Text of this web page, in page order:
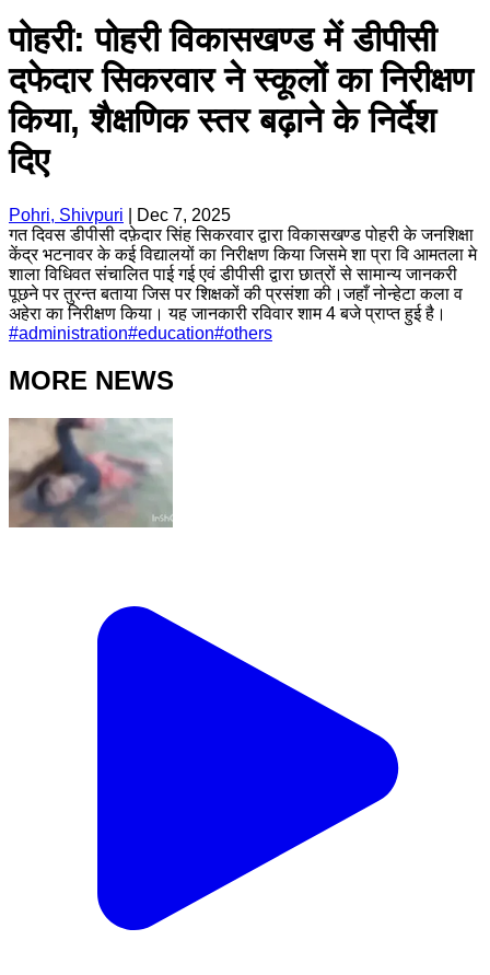
पोहरी: पोहरी विकासखण्ड में डीपीसी
दफेदार सिकरवार ने स्कूलों का निरीक्षण
किया, शैक्षणिक स्तर बढ़ाने के निर्देश
दिए
Pohri, Shivpuri
Dec 7, 2025
गत दिवस डीपीसी दफ़ेदार सिंह सिकरवार द्वारा विकासखण्ड पोहरी के जनशिक्षा
केंद्र भटनावर के कई विद्यालयों का निरीक्षण किया जिसमे शा प्रा वि आमतला मे
शाला विधिवत संचालित पाई गई एवं डीपीसी द्वारा छात्रों से सामान्य जानकरी
पूछने पर तुरन्त बताया जिस पर शिक्षकों की प्रसंशा की।जहाँ नोन्हेटा कला व
अहेरा का निरीक्षण किया। यह जानकारी रविवार शाम 4 बजे प्राप्त हुई है।
#administration#education#others
MORE NEWS